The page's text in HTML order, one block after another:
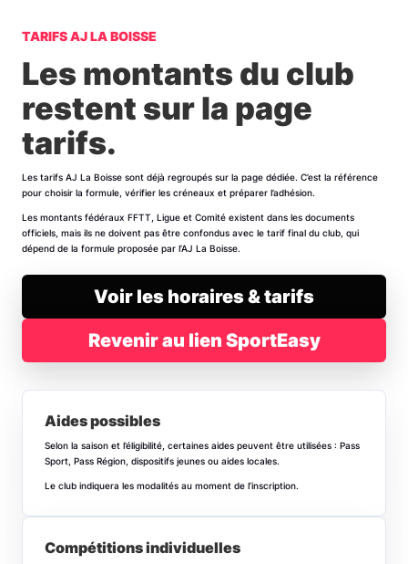
TARIFS AJ LA BOISSE
Les montants du club
restent sur la page
tarifs.
Les tarifs AJ La Boisse sont déjà regroupés sur la page dédiée. C’est la référence
pour choisir la formule, vérifier les créneaux et préparer l’adhésion.
Les montants fédéraux FFTT, Ligue et Comité existent dans les documents
officiels, mais ils ne doivent pas être confondus avec le tarif final du club, qui
dépend de la formule proposée par l’AJ La Boisse.
Voir les horaires & tarifs
Revenir au lien SportEasy
Aides possibles
Selon la saison et l’éligibilité, certaines aides peuvent être utilisées : Pass
Sport, Pass Région, dispositifs jeunes ou aides locales.
Le club indiquera les modalités au moment de l’inscription.
Compétitions individuelles